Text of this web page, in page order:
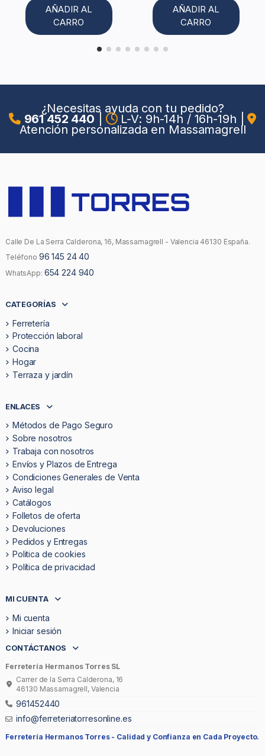
AÑADIR AL
CARRO
AÑADIR AL
CARRO
¿Necesitas ayuda con tu pedido?
961 452 440 L-V: 9h-14h / 16h-19h
Atención personalizada en Massamagrell
Calle De La Serra Calderona, 16, Massamagrell - Valencia 46130 España.
Teléfono 96 145 24 40
WhatsApp: 654 224 940
CATEGORÍAS
Ferretería
Protección laboral
Cocina
Hogar
Terraza y jardín
ENLACES
Métodos de Pago Seguro
Sobre nosotros
Trabaja con nosotros
Envíos y Plazos de Entrega
Condiciones Generales de Venta
Aviso legal
Catálogos
Folletos de oferta
Devoluciones
Pedidos y Entregas
Politica de cookies
Política de privacidad
MI CUENTA
Mi cuenta
Iniciar sesión
CONTÁCTANOS
Ferretería Hermanos Torres SL
Carrer de la Serra Calderona, 16
46130 Massamagrell, Valencia
961452440
info@ferreteriatorresonline.es
Ferretería Hermanos Torres - Calidad y Confianza en Cada Proyecto.